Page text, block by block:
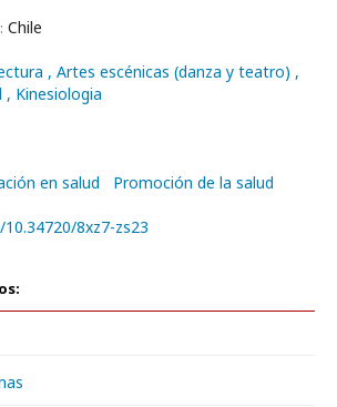
Chile
, Artes escénicas (danza y teatro) ,
, Kinesiologia
en salud Promoción de la salud
8xz7-zs23